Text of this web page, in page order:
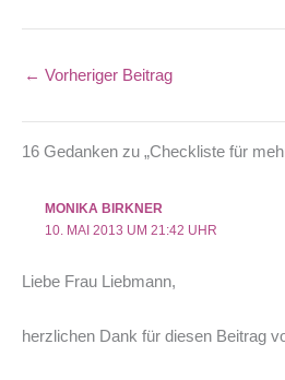
← Vorheriger Beitrag
16 Gedanken zu „Checkliste für
MONIKA BIRKNER
10. MAI 2013 UM 21:42 UHR
Liebe Frau Liebmann,
herzlichen Dank für diesen Beitrag